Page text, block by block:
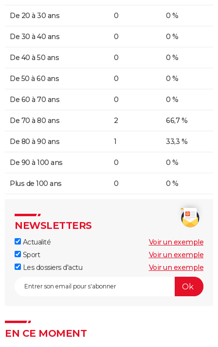
De 20 à 30 ans 0 0 %
De 30 à 40 ans 0 0 %
De 40 à 50 ans 0 0 %
De 50 à 60 ans 0 0 %
De 60 à 70 ans 0 0 %
De 70 à 80 ans 2 66,7 %
De 80 à 90 ans 1 33,3 %
De 90 à 100 ans 0 0 %
Plus de 100 ans 0 0 %
NEWSLETTERS
Actualité
Voir un exemple
Sport
Voir un exemple
Les dossiers d'actu
Voir un exemple
EN CE MOMENT